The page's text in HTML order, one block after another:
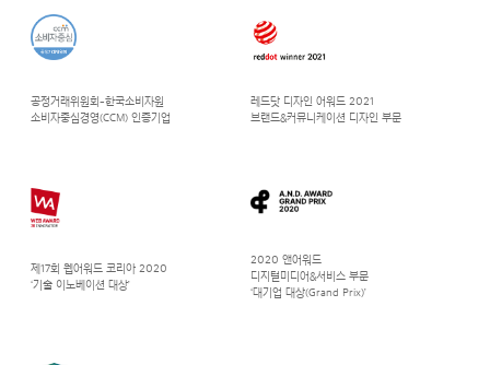
공정거래위원회-한국소비자원
소비자중심경영(CCM) 인증기업
레드닷 디자인 어워드 2021
브랜드&커뮤니케이션 디자인 부문
제17회 웹어워드 코리아 2020
‘기술 이노베이션 대상’
2020 앤어워드
디지털미디어&서비스 부문
‘대기업 대상(Grand Prix)’